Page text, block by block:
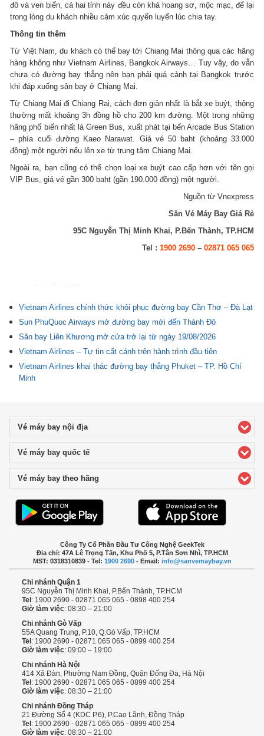
đô và ven biển, cả hai tỉnh này đều còn khá hoang sơ, mộc mạc, để lại
trong lòng du khách nhiều cảm xúc quyến luyến lúc chia tay.
Thông tin thêm
Từ Việt Nam, du khách có thể bay tới Chiang Mai thông qua các hãng
hàng không như Vietnam Airlines, Bangkok Airways… Tuy vậy, do vẫn
chưa có đường bay thẳng nên bạn phải quá cảnh tại Bangkok trước
khi đáp xuống sân bay ở Chiang Mai.
Từ Chiang Mai đi Chiang Rai, cách đơn giản nhất là bắt xe buýt, thông
thường mất khoảng 3h đồng hồ cho 200 km đường. Một trong những
hãng phổ biến nhất là Green Bus, xuất phát tại bến Arcade Bus Station
– phía cuối đường Kaeo Narawat. Giá vé 50 baht (khoảng 33.000
đồng) một người nếu lên xe từ trung tâm Chiang Mai.
Ngoài ra, bạn cũng có thể chọn loại xe buýt cao cấp hơn với tên gọi
VIP Bus, giá vé gần 300 baht (gần 190.000 đồng) một người.
Nguồn từ Vnexpress
Săn Vé Máy Bay Giá Rẻ
95C Nguyễn Thị Minh Khai, P.Bến Thành, TP.HCM
Tel : 1900 2690– 02871 065 065
Vietnam Airlines chính thức khôi phục đường bay Cần Thơ – Đà Lạt
Sun PhuQuoc Airways mở đường bay mới đến Thành Đô
Sân bay Liên Khương mở cửa trở lại từ ngày 19/08/2026
Vietnam Airlines – Tự tin cất cánh trên hành trình đầu tiên
Vietnam Airlines khai thác đường bay thẳng Phuket – TP. Hồ Chí
Minh
Vé máy bay nội địaclick to expand contents
Vé máy bay quốc tếclick to expand contents
Vé máy bay theo hãng
Công Ty Cổ Phần Đầu Tư Công Nghệ GeekTek
Địa chỉ: 47A Lê Trọng Tấn, Khu Phố 5, P.Tân Sơn Nhì, TP.HCM
MST: 0318310839 - Tel: 1900 2690- Email: info@sanvemaybay.vn
Chi nhánh Quận 1
95C Nguyễn Thị Minh Khai, P.Bến Thành, TP.HCM
Tel : 1900 2690 - 02871 065 065 - 0898 400 254
Giờ làm việc: 08:30 – 21:00
Chi nhánh Gò Vấp
55A Quang Trung, P.10, Q.Gò Vấp, TP.HCM
Tel : 1900 2690 - 02871 065 065 - 0899 400 254
Giờ làm việc: 09:00 – 19:00
Chi nhánh Hà Nội
414 Xã Đàn, Phường Nam Đồng, Quận Đống Đa, Hà Nội
Tel : 1900 2690 - 02871 065 065 - 0899 400 254
Giờ làm việc: 08:30 – 21:00
Chi nhánh Đồng Tháp
21 Đường Số 4 (KDC P.6), P.Cao Lãnh, Đồng Tháp
Tel : 1900 2690 - 02871 065 065 - 0899 400 254
Giờ làm việc: 08:30 – 21:00